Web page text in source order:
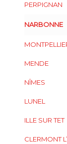
PERPIGNAN
NARBONNE
MENDE
NÎMES
LUNEL
ILLE SUR TET
CLERMONT